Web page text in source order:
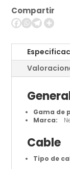
FTP
-
cable
cantidad
Compartir
Gama de
Marca:
Cable
Tipo de